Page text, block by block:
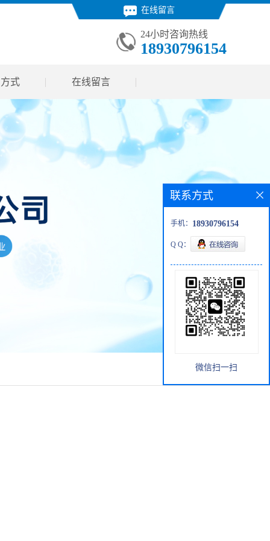
在线留言
24小时咨询热线
18930796154
式 在线留言
联系方式
手机： 18930796154
Q Q：
微信扫一扫